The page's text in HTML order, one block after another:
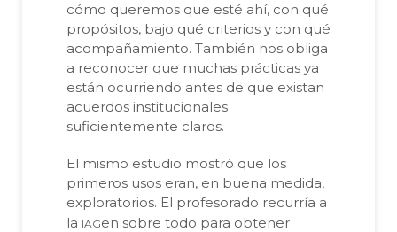
cómo queremos que esté ahí, con qué
propósitos, bajo qué criterios y con qué
acompañamiento. También nos obliga
a reconocer que muchas prácticas ya
están ocurriendo antes de que existan
acuerdos institucionales
suficientemente claros.
El mismo estudio mostró que los
primeros usos eran, en buena medida,
exploratorios. El profesorado recurría a
la iagen sobre todo para obtener